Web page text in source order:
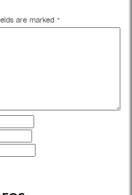
are marked *